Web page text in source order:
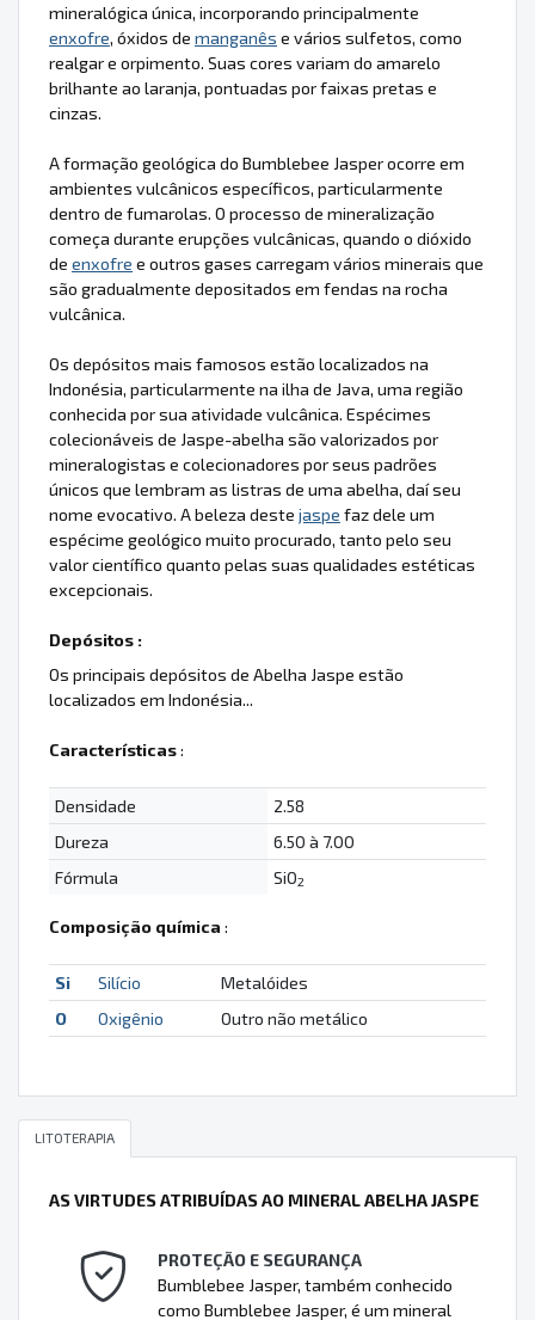
mineralógica única, incorporando principalmente
enxofre, óxidos de manganês e vários sulfetos, como
realgar e orpimento. Suas cores variam do amarelo
brilhante ao laranja, pontuadas por faixas pretas e
cinzas.
A formação geológica do Bumblebee Jasper ocorre em
ambientes vulcânicos específicos, particularmente
dentro de fumarolas. O processo de mineralização
começa durante erupções vulcânicas, quando o dióxido
de enxofre e outros gases carregam vários minerais que
são gradualmente depositados em fendas na rocha
vulcânica.
Os depósitos mais famosos estão localizados na
Indonésia, particularmente na ilha de Java, uma região
conhecida por sua atividade vulcânica. Espécimes
colecionáveis de Jaspe-abelha são valorizados por
mineralogistas e colecionadores por seus padrões
únicos que lembram as listras de uma abelha, daí seu
nome evocativo. A beleza deste jaspe faz dele um
espécime geológico muito procurado, tanto pelo seu
valor científico quanto pelas suas qualidades estéticas
excepcionais.
Depósitos :
Os principais depósitos de Abelha Jaspe estão
localizados em Indonésia...
Características:
Densidade
2.58
Dureza
6.50 à 7.00
Fórmula
SiO2
Composição química :
Si Silício
Metalóides
O
Oxigênio Outro não metálico
LITOTERAPIA
AS VIRTUDES ATRIBUÍDAS AO MINERAL ABELHA JASPE
PROTEÇÃO E SEGURANÇA
Bumblebee Jasper, também conhecido
como Bumblebee Jasper, é um mineral